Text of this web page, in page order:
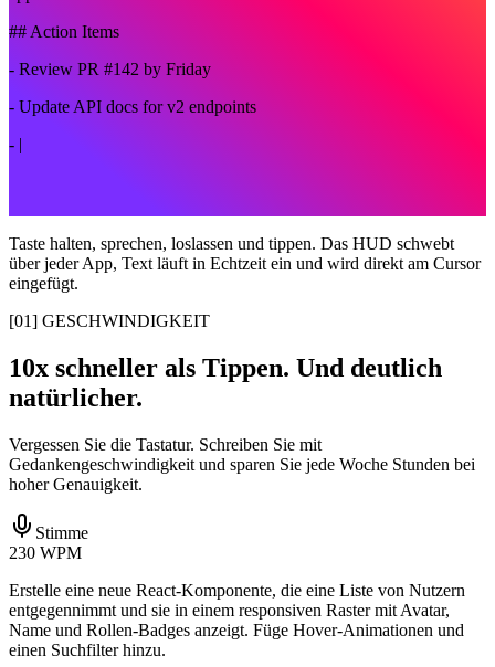
## Action Items
- Review PR #142 by Friday
- Update API docs for v2 endpoints
- |
Taste halten, sprechen, loslassen und tippen. Das HUD schwebt
über jeder App, Text läuft in Echtzeit ein und wird direkt am Cursor
eingefügt.
[01] GESCHWINDIGKEIT
10x schneller als Tippen. Und deutlich
natürlicher.
Vergessen Sie die Tastatur. Schreiben Sie mit
Gedankengeschwindigkeit und sparen Sie jede Woche Stunden bei
hoher Genauigkeit.
Stimme
230 WPM
Erstelle eine neue React-Komponente, die eine Liste von Nutzern
entgegennimmt und sie in einem responsiven Raster mit Avatar,
Name und Rollen-Badges anzeigt. Füge Hover-Animationen und
einen Suchfilter hinzu.